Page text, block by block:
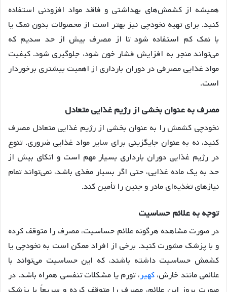
همیشه از کشمش‌های بهداشتی و فاقد مواد افزودنی استفاده
کنید. برای تهیه نخودچی نیز بهتر است از محصولات بدون نمک یا
با نمک کم استفاده شود تا از مصرف بیش از حد سدیم که
می‌تواند منجر به افزایش فشار خون شود، جلوگیری شود. کیفیت
مواد غذایی مصرفی در دوران بارداری از اهمیت بیشتری برخوردار
است.
مصرفبهعنوانبخشیازرژیمغذاییمتعادل
نخودچی کشمش را به عنوان بخشی از رژیم غذایی متعادل مصرف
کنید، نه به عنوان جایگزینی برای سایر مواد غذایی ضروری. تنوع
در رژیم غذایی دوران بارداری بسیار مهم است و اتکای بیش از
حد به یک ماده غذایی، حتی اگر بسیار مغذی باشد، نمی‌تواند تمام
نیازهای تغذیه‌ای مادر و جنین را تأمین کند.
توجهبهعلائمحساسیت
در صورت مشاهده هرگونه علائم حساسیت، مصرف را متوقف کرده
و با پزشک مشورت کنید. برخی از افراد ممکن است به نخودچی یا
کشمش حساسیت داشته باشند، که این حساسیت می‌تواند با
علائمی مانند خارش،کهیر، تورم یا مشکلات تنفسی همراه باشد. در